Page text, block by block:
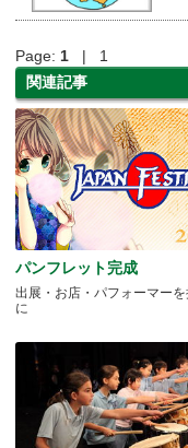
Page: 1 | 1
関連記事
パンフレット完成
出展・お店・パフォーマー
に